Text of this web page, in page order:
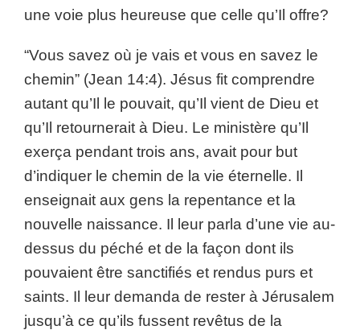
une voie plus heureuse que celle qu’Il offre?
“Vous savez où je vais et vous en savez le
chemin” (Jean 14:4). Jésus fit comprendre
autant qu’Il le pouvait, qu’Il vient de Dieu et
qu’Il retournerait à Dieu. Le ministère qu’Il
exerça pendant trois ans, avait pour but
d’indiquer le chemin de la vie éternelle. Il
enseignait aux gens la repentance et la
nouvelle naissance. Il leur parla d’une vie au-
dessus du péché et de la façon dont ils
pouvaient être sanctifiés et rendus purs et
saints. Il leur demanda de rester à Jérusalem
jusqu’à ce qu’ils fussent revêtus de la